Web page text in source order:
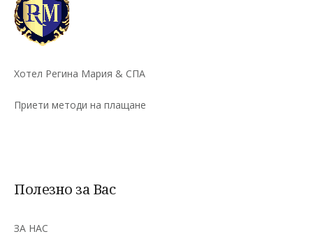
Хотел Регина Мария & СПА
Приети методи на плащане
Полезно за Вас
ЗА НАС